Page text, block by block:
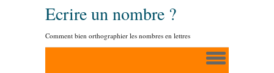
Ecrire un nombre ?
Comment bien orthographier les nombres en lettres